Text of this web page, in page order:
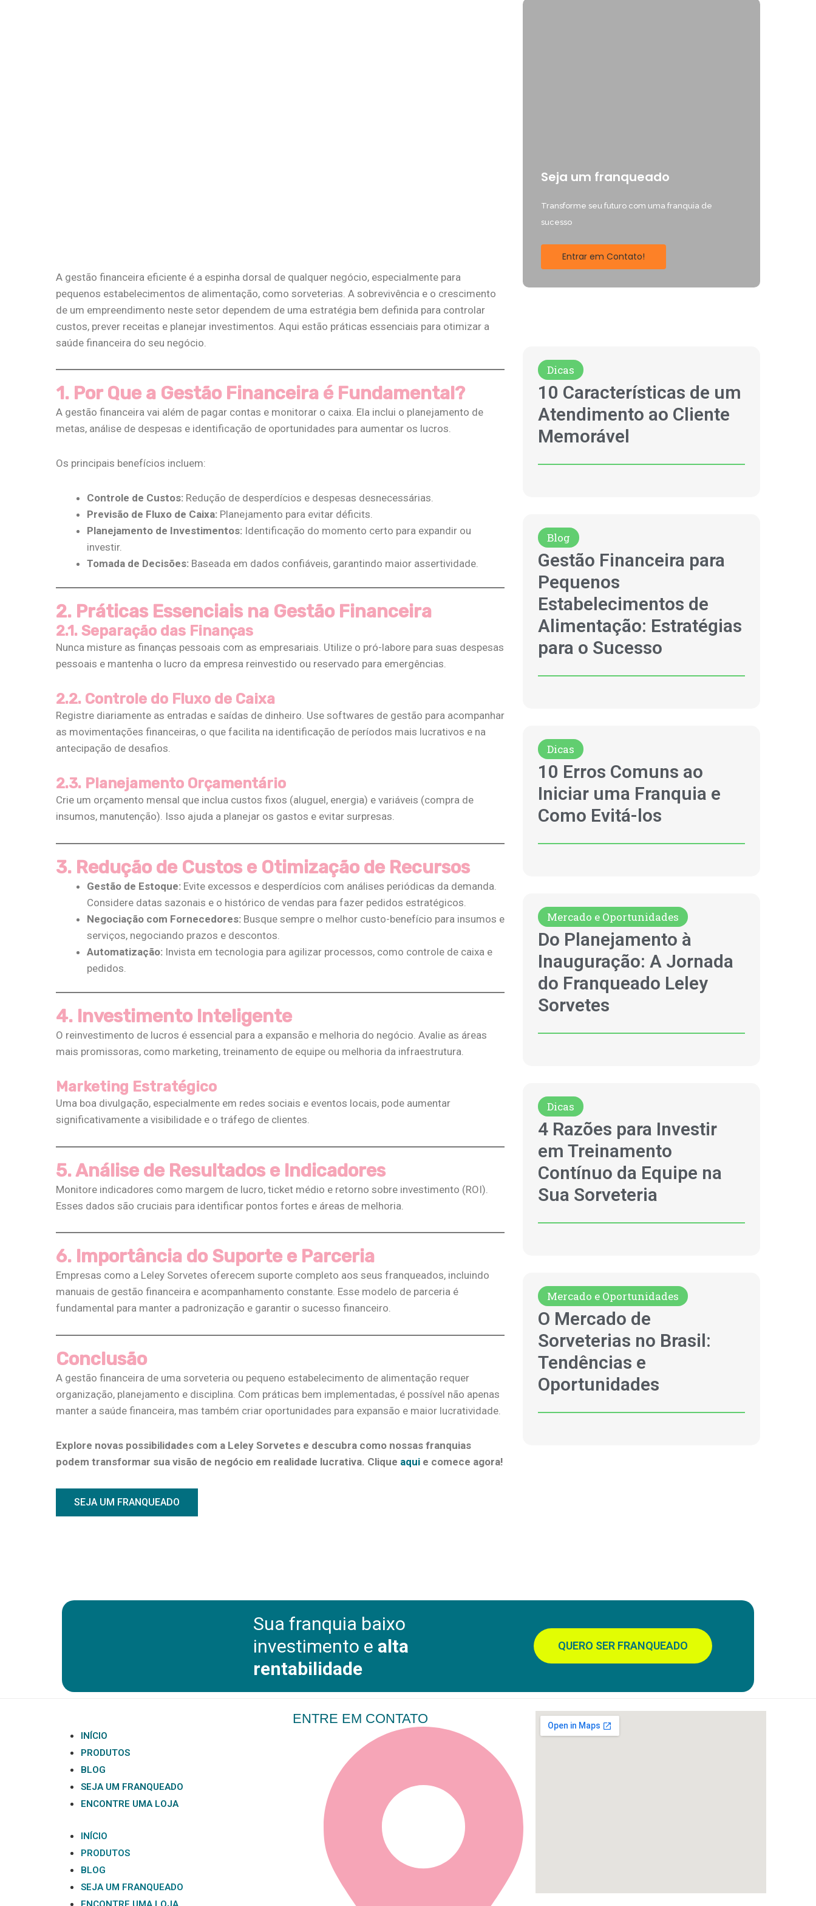
A gestão financeira eficiente é a espinha dorsal de qualquer negócio, especialmente para
pequenos estabelecimentos de alimentação, como sorveterias. A sobrevivência e o crescimento
de um empreendimento neste setor dependem de uma estratégia bem definida para controlar
custos, prever receitas e planejar investimentos. Aqui estão práticas essenciais para otimizar a
saúde financeira do seu negócio.
1. Por Que a Gestão Financeira é Fundamental?
A gestão financeira vai além de pagar contas e monitorar o caixa. Ela inclui o planejamento de
metas, análise de despesas e identificação de oportunidades para aumentar os lucros​​.
Os principais benefícios incluem:
Controle de Custos: Redução de desperdícios e despesas desnecessárias.
Previsão de Fluxo de Caixa: Planejamento para evitar déficits.
Planejamento de Investimentos: Identificação do momento certo para expandir ou
investir.
Tomada de Decisões: Baseada em dados confiáveis, garantindo maior assertividade.
2. Práticas Essenciais na Gestão Financeira
2.1. Separação das Finanças
Nunca misture as finanças pessoais com as empresariais. Utilize o pró-labore para suas despesas
pessoais e mantenha o lucro da empresa reinvestido ou reservado para emergências​.
2.2. Controle do Fluxo de Caixa
Registre diariamente as entradas e saídas de dinheiro. Use softwares de gestão para acompanhar
as movimentações financeiras, o que facilita na identificação de períodos mais lucrativos e na
antecipação de desafios​.
2.3. Planejamento Orçamentário
Crie um orçamento mensal que inclua custos fixos (aluguel, energia) e variáveis (compra de
insumos, manutenção). Isso ajuda a planejar os gastos e evitar surpresas​​.
3. Redução de Custos e Otimização de Recursos
Gestão de Estoque: Evite excessos e desperdícios com análises periódicas da demanda.
Considere datas sazonais e o histórico de vendas para fazer pedidos estratégicos​.
Negociação com Fornecedores: Busque sempre o melhor custo-benefício para insumos e
serviços, negociando prazos e descontos​​.
Automatização: Invista em tecnologia para agilizar processos, como controle de caixa e
pedidos​.
4. Investimento Inteligente
O reinvestimento de lucros é essencial para a expansão e melhoria do negócio. Avalie as áreas
mais promissoras, como marketing, treinamento de equipe ou melhoria da infraestrutura​.
Marketing Estratégico
Uma boa divulgação, especialmente em redes sociais e eventos locais, pode aumentar
significativamente a visibilidade e o tráfego de clientes​​.
5. Análise de Resultados e Indicadores
Monitore indicadores como margem de lucro, ticket médio e retorno sobre investimento (ROI).
Esses dados são cruciais para identificar pontos fortes e áreas de melhoria​.
6. Importância do Suporte e Parceria
Empresas como a Leley Sorvetes oferecem suporte completo aos seus franqueados, incluindo
manuais de gestão financeira e acompanhamento constante. Esse modelo de parceria é
fundamental para manter a padronização e garantir o sucesso financeiro​​.
Conclusão
A gestão financeira de uma sorveteria ou pequeno estabelecimento de alimentação requer
organização, planejamento e disciplina. Com práticas bem implementadas, é possível não apenas
manter a saúde financeira, mas também criar oportunidades para expansão e maior lucratividade.
Explore novas possibilidades com a Leley Sorvetes e descubra como nossas franquias
podem transformar sua visão de negócio em realidade lucrativa. Clique aqui e comece agora!
SEJA UM FRANQUEADO
Seja um franqueado
Transforme seu futuro com uma franquia de
sucesso
Entrar em Contato!
Dicas
10 Características de um
Atendimento ao Cliente
Memorável
Blog
Gestão Financeira para
Pequenos
Estabelecimentos de
Alimentação: Estratégias
para o Sucesso
Dicas
10 Erros Comuns ao
Iniciar uma Franquia e
Como Evitá-los
Mercado e Oportunidades
Do Planejamento à
Inauguração: A Jornada
do Franqueado Leley
Sorvetes
Dicas
4 Razões para Investir
em Treinamento
Contínuo da Equipe na
Sua Sorveteria
Mercado e Oportunidades
O Mercado de
Sorveterias no Brasil:
Tendências e
Oportunidades
Sua franquia baixo
investimento e alta
rentabilidade
QUERO SER FRANQUEADO
INÍCIO
PRODUTOS
BLOG
SEJA UM FRANQUEADO
ENCONTRE UMA LOJA
INÍCIO
PRODUTOS
BLOG
SEJA UM FRANQUEADO
ENTRE EM CONTATO